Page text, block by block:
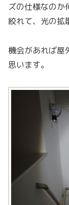
ズの仕様なの
絞れて、光の拡
機会があれば屋
思います。